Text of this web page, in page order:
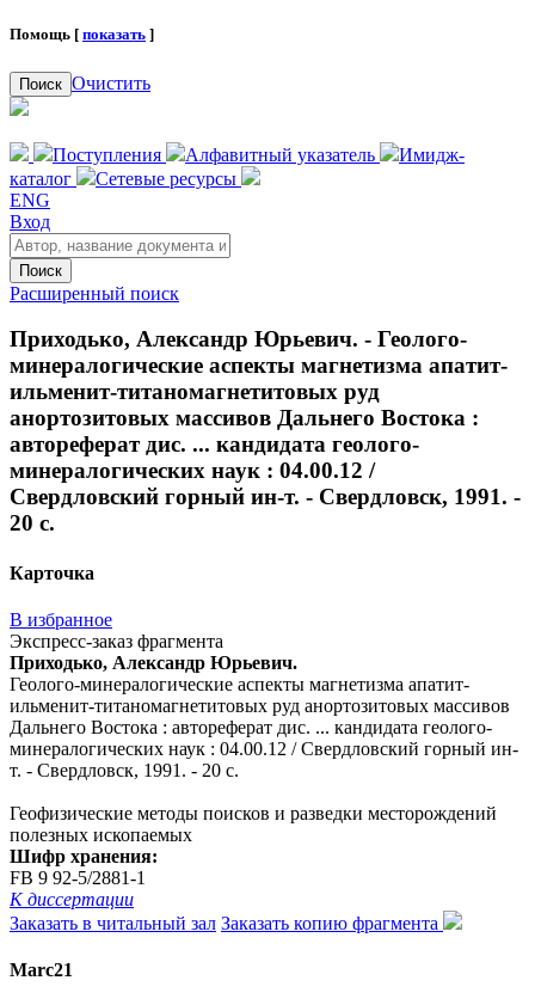
Помощь [ показать ]
Поиск Очистить
Поступления Алфавитный указатель
Имидж-
каталог
Сетевые ресурсы
ENG
Вход
Поиск
Расширенный поиск
Приходько, Александр Юрьевич. - Геолого-
минералогические аспекты магнетизма апатит-
ильменит-титаномагнетитовых руд
анортозитовых массивов Дальнего Востока :
автореферат дис. ... кандидата геолого-
минералогических наук : 04.00.12 /
Свердловский горный ин-т. - Свердловск, 1991. -
20 с.
Карточка
В избранное
Экспресс-заказ фрагмента
Приходько, Александр Юрьевич.
Геолого-минералогические аспекты магнетизма апатит-
ильменит-титаномагнетитовых руд анортозитовых массивов
Дальнего Востока : автореферат дис. ... кандидата геолого-
минералогических наук : 04.00.12 / Свердловский горный ин-
т. - Свердловск, 1991. - 20 с.
Геофизические методы поисков и разведки месторождений
полезных ископаемых
Шифр хранения:
FB 9 92-5/2881-1
К диссертации
Заказать в читальный зал Заказать копию фрагмента
Marc21